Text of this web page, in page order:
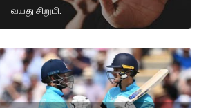
வயது சிறுமி.